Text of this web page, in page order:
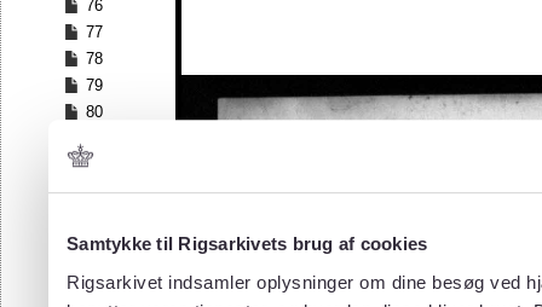
Samtykke til Rigsarkivets brug af cookies
Rigsarkivet indsamler oplysninger om dine besøg ved
76
77
78
79
80
82
83
85
87